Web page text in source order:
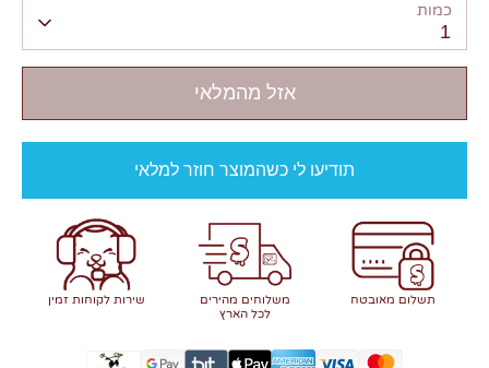
כמות
1
אזל מהמלאי
תודיעו לי כשהמוצר חוזר למלאי
תשלום מאובטח
משלוחים מהירים
לכל הארץ
שירות לקוחות זמין